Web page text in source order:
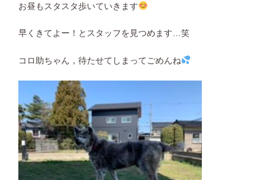
お昼もスタスタ歩いていきます
早くきてよー！とスタッフを見つめます…笑
コロ助ちゃん，待たせてしまってごめんね